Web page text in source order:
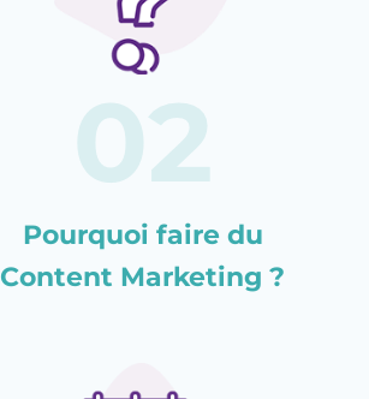
Pourquoi faire du
Content Marketing ?